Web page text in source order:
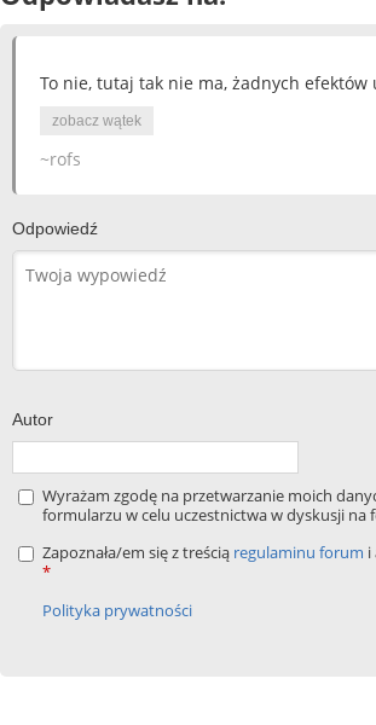
To nie, tutaj tak nie ma, żadnych efektów
zobacz wątek
~rofs
Odpowiedź
Autor
Wyrażam zgodę na przetwarzanie moich
formularzu w celu uczestnictwa w dyskusji na
Zapoznała/em się z treścią regulaminu forum i
*
Polityka prywatności